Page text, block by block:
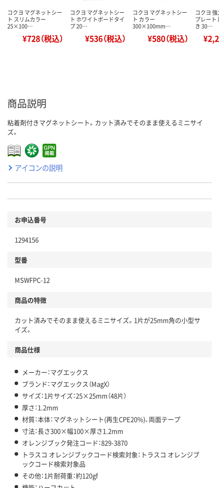
コクヨ マグネットシー
ト スリムカラー
25×100…
¥728（税込）
コクヨ マグネットシー
ト ホワイトボードタイ
プ 20…
¥536（税込）
コクヨ マグネットシー
ト カラー
300×100mm…
¥580（税込）
コクヨ
プレート
き 30…
商品説明
粘着剤付きマグネットシート。カット済みでそのまま使えるミニサイ
ズ。
アイコンの説明
お申込番号
1294156
型番
MSWFPC-12
商品の特徴
カット済みでそのまま使えるミニサイズ。1片が25mm角の小型サ
イズ。
商品仕様
メーカー：マグエックス
ブランド：マグエックス（MagX）
サイズ：1片サイズ：25×25mm（48片）
厚さ：1.2mm
材質：本体：マグネットシート(再生CPE20%)、両面テープ
寸法：長さ300×幅100×厚さ1.2mm
オレンジブック発注コード：829-3870
トラスコ オレンジブックコード検索対象：トラスコ オレンジブ
ックコード検索対象品
その他：1片耐荷重：約120gf